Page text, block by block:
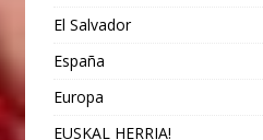
El Salvador
España
Europa
EUSKAL HERRIA!